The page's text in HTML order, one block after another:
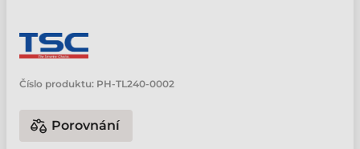
Číslo produktu: PH-TL240-0002
Porovnání